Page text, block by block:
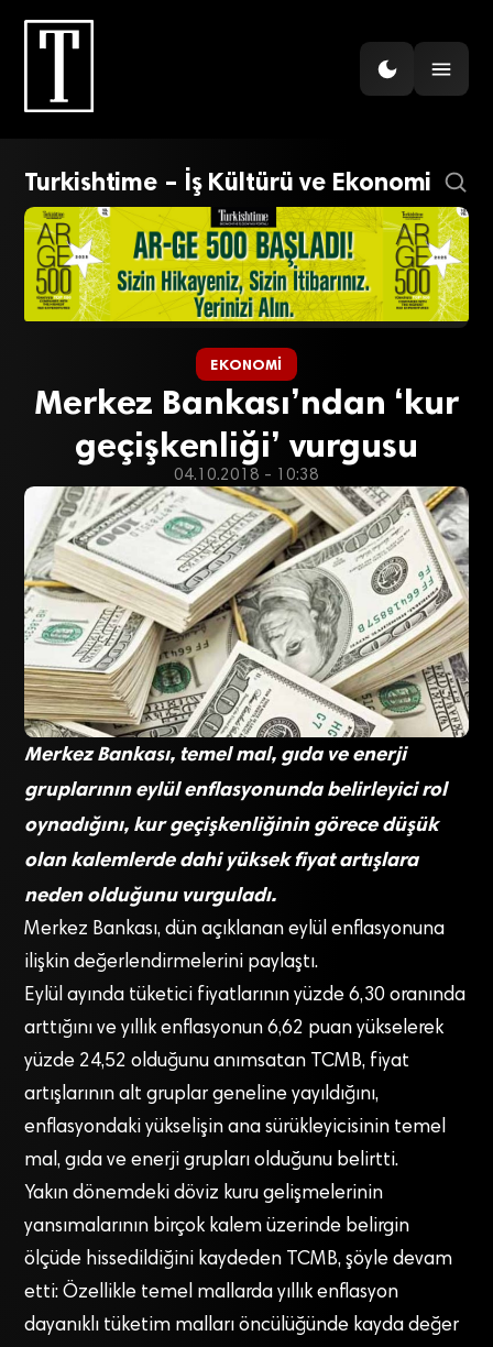
Turkishtime – İş Kültürü ve Ekonomi
EKONOMI
Merkez Bankası’ndan ‘kur
geçişkenliği’ vurgusu
04.10.2018 - 10:38
Merkez Bankası, temel mal, gıda ve enerji
gruplarının eylül enflasyonunda belirleyici rol
oynadığını, kur geçişkenliğinin görece düşük
olan kalemlerde dahi yüksek fiyat artışlara
neden olduğunu vurguladı.
Merkez Bankası, dün açıklanan eylül enflasyonuna
ilişkin değerlendirmelerini paylaştı.
Eylül ayında tüketici fiyatlarının yüzde 6,30 oranında
arttığını ve yıllık enflasyonun 6,62 puan yükselerek
yüzde 24,52 olduğunu anımsatan TCMB, fiyat
artışlarının alt gruplar geneline yayıldığını,
enflasyondaki yükselişin ana sürükleyicisinin temel
mal, gıda ve enerji grupları olduğunu belirtti.
Yakın dönemdeki döviz kuru gelişmelerinin
yansımalarının birçok kalem üzerinde belirgin
ölçüde hissedildiğini kaydeden TCMB, şöyle devam
etti: Özellikle temel mallarda yıllık enflasyon
dayanıklı tüketim malları öncülüğünde kayda değer